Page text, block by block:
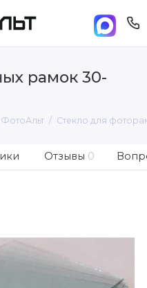
рамок 30-
Стекло для
Отзывы 0